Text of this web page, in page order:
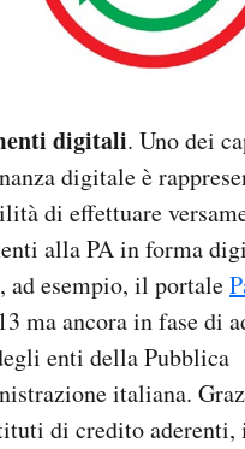
digitali. Uno dei
digitale è
di effettuare
alla PA in forma
ad esempio, il portale
ma ancora in fase di
enti della Pubblica
italiana.
di credito